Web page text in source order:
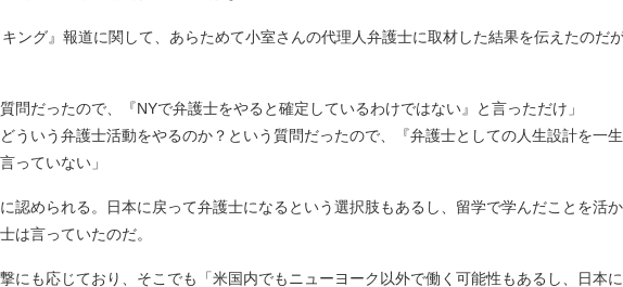
ング』報道に関して、あらためて小室さんの代理人弁護士に取材した結果を伝えたのだ
問だったので、『NYで弁護士をやると確定しているわけではない』と言っただけ」
ういう弁護士活動をやるのか？という質問だったので、『弁護士としての人生設計を一
っていない」
められる。日本に戻って弁護士になるという選択肢もあるし、留学で学んだことを活
は言っていたのだ。
にも応じており、そこでも「米国内でもニューヨーク以外で働く可能性もあるし、日本